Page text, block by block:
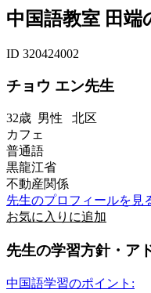
中国語教室 田端
ID 320424002
チョウ エン先生
32歳 男性 北区
カフェ
普通語
黒龍江省
不動産関係
先生のプロフィールを見
お気に入りに追加
先生の学習方針・ア
中国語学習のポイント: